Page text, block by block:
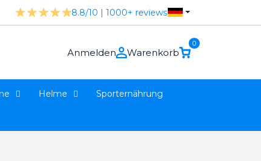
8.8/10 | 1000+ reviews
Anmelden
0
Warenkorb
Helme Sporternährung